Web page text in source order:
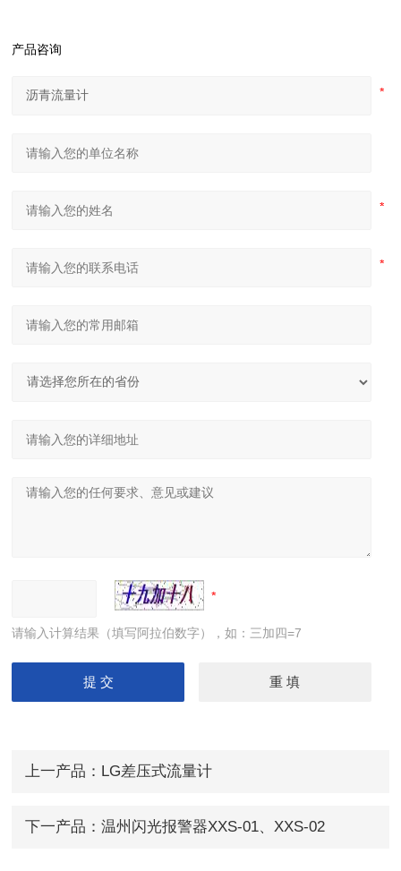
产品咨询
请输入计算结果（填写阿拉伯数字），如：三加四=7
上一产品： LG差压式流量计
下一产品： 温州闪光报警器XXS-01、XXS-02